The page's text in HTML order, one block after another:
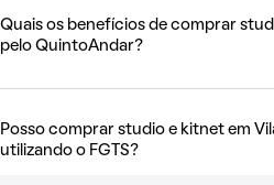
Quais os benefícios de comprar
pelo QuintoAndar?
Posso comprar studio e kitnet em
utilizando o FGTS?